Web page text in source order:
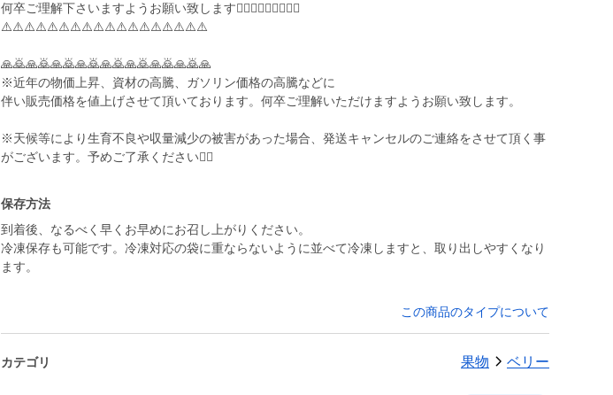
何卒ご理解下さいますようお願い致します🙇🏻‍♀️🙇🏻‍♀️🙇🏻‍♀️
⚠️⚠️⚠️⚠️⚠️⚠️⚠️⚠️⚠️⚠️⚠️⚠️⚠️⚠️⚠️⚠️⚠️⚠️
🙏🙇🙏🙇🙏🙇🙏🙇🙏🙇🙏🙇🙏🙇🙏🙇🙏
※近年の物価上昇、資材の高騰、ガソリン価格の高騰などに
伴い販売価格を値上げさせて頂いております。何卒ご理解いただけますようお願い致します。
※天候等により生育不良や収量減少の被害があった場合、発送キャンセルのご連絡をさせて頂く事
保存方法
到着後、なるべく早くお早めにお召し上がりください。
冷凍保存も可能です。冷凍対応の袋に重ならないように並べて冷凍しますと、取り出しやすくなり
ます。
この商品のタイプについて
カテゴリ 果物 ベリー